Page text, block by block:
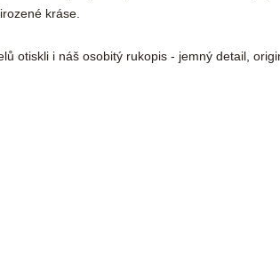
kráse.
otiskli i náš osobitý rukopis - jemný detail,